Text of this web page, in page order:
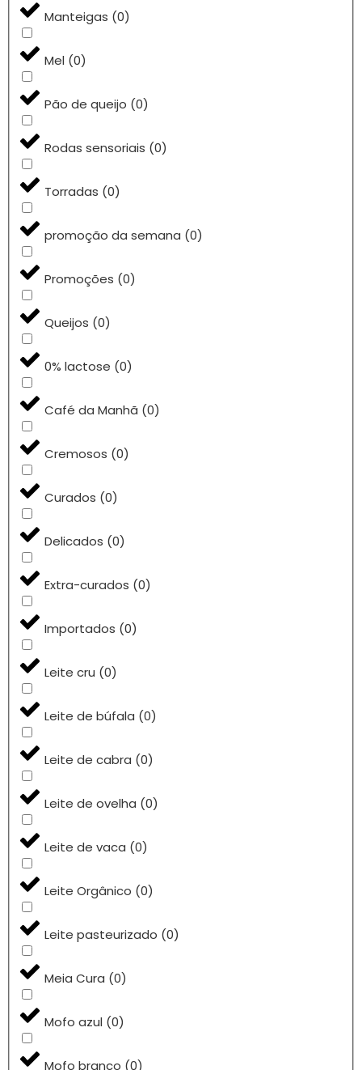
Manteigas (0)
Mel (0)
Pão de queijo (0)
Rodas sensoriais (0)
Torradas (0)
promoção da semana (0)
Promoções (0)
Queijos (0)
0% lactose (0)
Café da Manhã (0)
Cremosos (0)
Curados (0)
Delicados (0)
Extra-curados (0)
Importados (0)
Leite cru (0)
Leite de búfala (0)
Leite de cabra (0)
Leite de ovelha (0)
Leite de vaca (0)
Leite Orgânico (0)
Leite pasteurizado (0)
Meia Cura (0)
Mofo azul (0)
Mofo branco (0)